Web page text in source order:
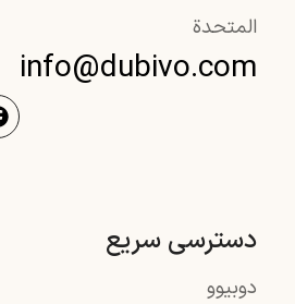
المتحدة
info@dubivo.com
دسترسی سریع
دوبیوو